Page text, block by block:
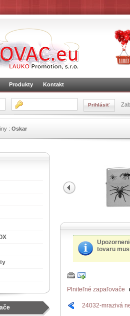
Produkty Kontakt
: Oskar
tovaru
Plniteľné zapaľovače
24032-mrazivá